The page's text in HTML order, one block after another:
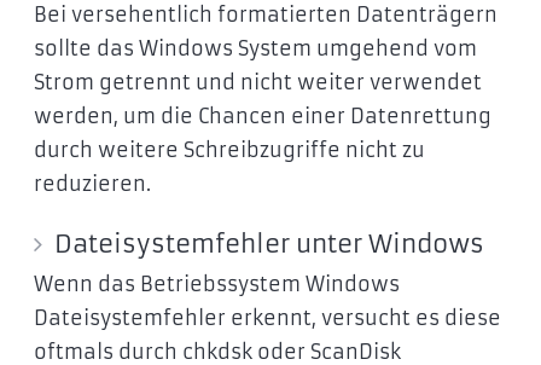
Bei versehentlich formatierten Datenträgern
sollte das Windows System umgehend vom
Strom getrennt und nicht weiter verwendet
werden, um die Chancen einer Datenrettung
durch weitere Schreibzugriffe nicht zu
reduzieren.
Dateisystemfehler unter Windows
Wenn das Betriebssystem Windows
Dateisystemfehler erkennt, versucht es diese
oftmals durch chkdsk oder ScanDisk